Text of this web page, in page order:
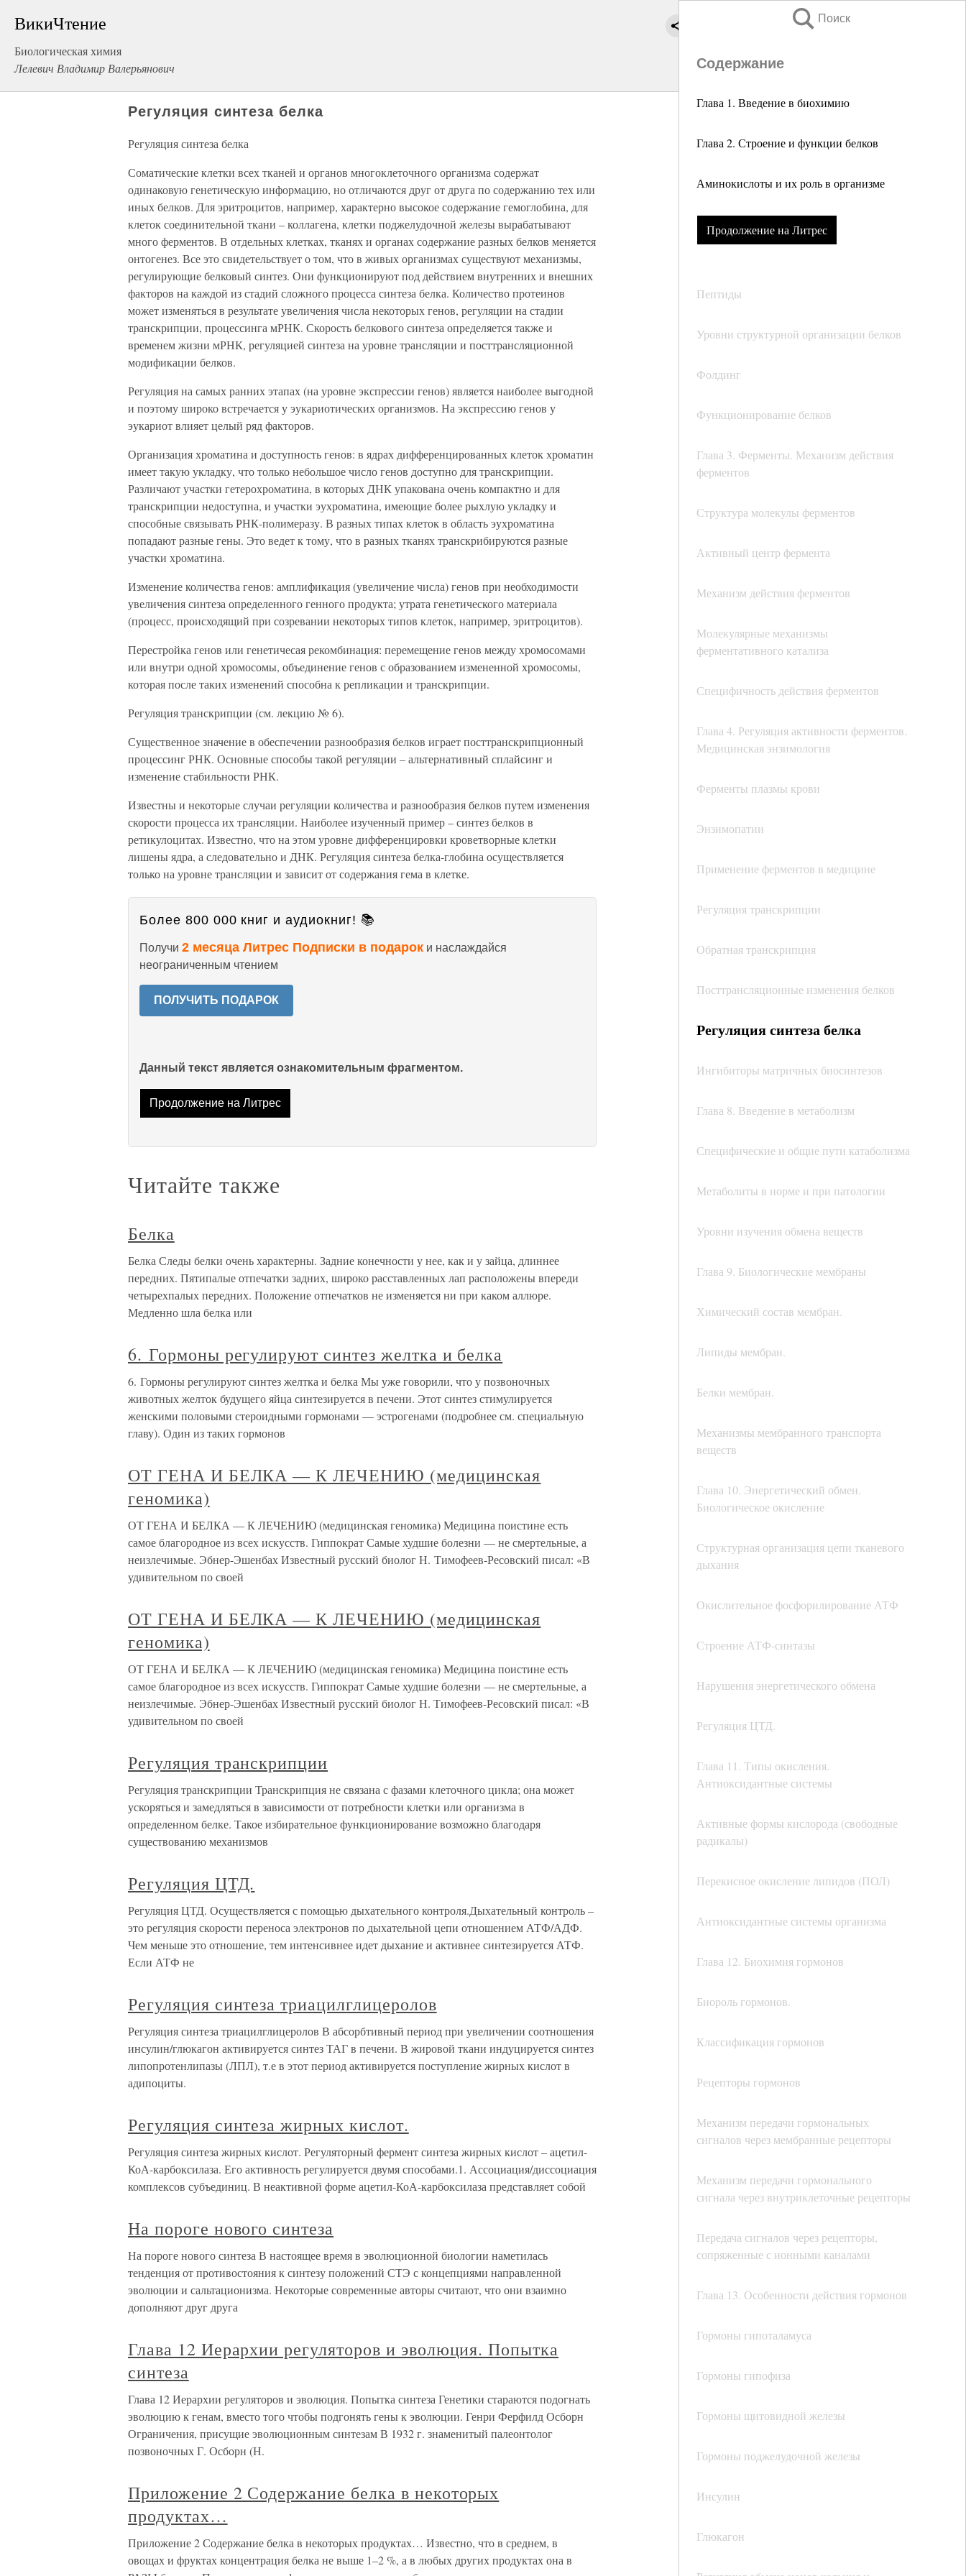
ВикиЧтение
Биологическая химия
Лелевич Владимир Валерьянович
Поиск
Содержание
Глава 1. Введение в биохимию
Глава 2. Строение и функции белков
Аминокислоты и их роль в организме
Продолжение на Литрес
Пептиды
Уровни структурной организации белков
Фолдинг
Функционирование белков
Глава 3. Ферменты. Механизм действия
ферментов
Структура молекулы ферментов
Активный центр фермента
Механизм действия ферментов
Молекулярные механизмы
ферментативного катализа
Специфичность действия ферментов
Глава 4. Регуляция активности ферментов.
Медицинская энзимология
Ферменты плазмы крови
Энзимопатии
Применение ферментов в медицине
Регуляция транскрипции
Обратная транскрипция
Посттрансляционные изменения белков
Регуляция синтеза белка
Ингибиторы матричных биосинтезов
Глава 8. Введение в метаболизм
Специфические и общие пути катаболизма
Метаболиты в норме и при патологии
Уровни изучения обмена веществ
Глава 9. Биологические мембраны
Химический состав мембран.
Липиды мембран.
Белки мембран.
Механизмы мембранного транспорта
веществ
Глава 10. Энергетический обмен.
Биологическое окисление
Структурная организация цепи тканевого
дыхания
Окислительное фосфорилирование АТФ
Строение АТФ-синтазы
Нарушения энергетического обмена
Регуляция ЦТД.
Глава 11. Типы окисления.
Антиоксидантные системы
Активные формы кислорода (свободные
радикалы)
Перекисное окисление липидов (ПОЛ)
Антиоксидантные системы организма
Глава 12. Биохимия гормонов
Биороль гормонов.
Классификация гормонов
Рецепторы гормонов
Механизм передачи гормональных
сигналов через мембранные рецепторы
Механизм передачи гормонального
сигнала через внутриклеточные рецепторы
Передача сигналов через рецепторы,
сопряженные с ионными каналами
Глава 13. Особенности действия гормонов
Гормоны гипоталамуса
Гормоны гипофиза
Гормоны щитовидной железы
Гормоны поджелудочной железы
Инсулин
Глюкагон
Регуляция синтеза белка
Регуляция синтеза белка
Соматические клетки всех тканей и органов многоклеточного организма содержат
одинаковую генетическую информацию, но отличаются друг от друга по содержанию тех или
иных белков. Для эритроцитов, например, характерно высокое содержание гемоглобина, для
клеток соединительной ткани – коллагена, клетки поджелудочной железы вырабатывают
много ферментов. В отдельных клетках, тканях и органах содержание разных белков меняется
онтогенез. Все это свидетельствует о том, что в живых организмах существуют механизмы,
регулирующие белковый синтез. Они функционируют под действием внутренних и внешних
факторов на каждой из стадий сложного процесса синтеза белка. Количество протеинов
может изменяться в результате увеличения числа некоторых генов, регуляции на стадии
транскрипции, процессинга мРНК. Скорость белкового синтеза определяется также и
временем жизни мРНК, регуляцией синтеза на уровне трансляции и посттрансляционной
модификации белков.
Регуляция на самых ранних этапах (на уровне экспрессии генов) является наиболее выгодной
и поэтому широко встречается у эукариотических организмов. На экспрессию генов у
эукариот влияет целый ряд факторов.
Организация хроматина и доступность генов: в ядрах дифференцированных клеток хроматин
имеет такую укладку, что только небольшое число генов доступно для транскрипции.
Различают участки гетерохроматина, в которых ДНК упакована очень компактно и для
транскрипции недоступна, и участки эухроматина, имеющие более рыхлую укладку и
способные связывать РНК-полимеразу. В разных типах клеток в область эухроматина
попадают разные гены. Это ведет к тому, что в разных тканях транскрибируются разные
участки хроматина.
Изменение количества генов: амплификация (увеличение числа) генов при необходимости
увеличения синтеза определенного генного продукта; утрата генетического материала
(процесс, происходящий при созревании некоторых типов клеток, например, эритроцитов).
Перестройка генов или генетичесая рекомбинация: перемещение генов между хромосомами
или внутри одной хромосомы, объединение генов с образованием измененной хромосомы,
которая после таких изменений способна к репликации и транскрипции.
Регуляция транскрипции (см. лекцию № 6).
Существенное значение в обеспечении разнообразия белков играет посттранскрипционный
процессинг РНК. Основные способы такой регуляции – альтернативный сплайсинг и
изменение стабильности РНК.
Известны и некоторые случаи регуляции количества и разнообразия белков путем изменения
скорости процесса их трансляции. Наиболее изученный пример – синтез белков в
ретикулоцитах. Известно, что на этом уровне дифференцировки кроветворные клетки
лишены ядра, а следовательно и ДНК. Регуляция синтеза белка-глобина осуществляется
только на уровне трансляции и зависит от содержания гема в клетке.
Более 800 000 книг и аудиокниг! 📚
Получи 2 месяца Литрес Подписки в подарок и наслаждайся
неограниченным чтением
ПОЛУЧИТЬ ПОДАРОК
Данный текст является ознакомительным фрагментом.
Продолжение на Литрес
Читайте также
Белка
Белка Следы белки очень характерны. Задние конечности у нее, как и у зайца, длиннее
передних. Пятипалые отпечатки задних, широко расставленных лап расположены впереди
четырехпалых передних. Положение отпечатков не изменяется ни при каком аллюре.
Медленно шла белка или
6. Гормоны регулируют синтез желтка и белка
6. Гормоны регулируют синтез желтка и белка Мы уже говорили, что у позвоночных
животных желток будущего яйца синтезируется в печени. Этот синтез стимулируется
женскими половыми стероидными гормонами — эстрогенами (подробнее см. специальную
главу). Один из таких гормонов
ОТ ГЕНА И БЕЛКА — К ЛЕЧЕНИЮ (медицинская
геномика)
ОТ ГЕНА И БЕЛКА — К ЛЕЧЕНИЮ (медицинская геномика) Медицина поистине есть
самое благородное из всех искусств. Гиппократ Самые худшие болезни — не смертельные, а
неизлечимые. Эбнер-Эшенбах Известный русский биолог Н. Тимофеев-Ресовский писал: «В
удивительном по своей
ОТ ГЕНА И БЕЛКА — К ЛЕЧЕНИЮ (медицинская
геномика)
ОТ ГЕНА И БЕЛКА — К ЛЕЧЕНИЮ (медицинская геномика) Медицина поистине есть
самое благородное из всех искусств. Гиппократ Самые худшие болезни — не смертельные, а
неизлечимые. Эбнер-Эшенбах Известный русский биолог Н. Тимофеев-Ресовский писал: «В
удивительном по своей
Регуляция транскрипции
Регуляция транскрипции Транскрипция не связана с фазами клеточного цикла; она может
ускоряться и замедляться в зависимости от потребности клетки или организма в
определенном белке. Такое избирательное функционирование возможно благодаря
существованию механизмов
Регуляция ЦТД.
Регуляция ЦТД. Осуществляется с помощью дыхательного контроля.Дыхательный контроль –
это регуляция скорости переноса электронов по дыхательной цепи отношением АТФ/АДФ.
Чем меньше это отношение, тем интенсивнее идет дыхание и активнее синтезируется АТФ.
Если АТФ не
Регуляция синтеза триацилглицеролов
Регуляция синтеза триацилглицеролов В абсорбтивный период при увеличении соотношения
инсулин/глюкагон активируется синтез ТАГ в печени. В жировой ткани индуцируется синтез
липопротенлипазы (ЛПЛ), т.е в этот период активируется поступление жирных кислот в
адипоциты.
Регуляция синтеза жирных кислот.
Регуляция синтеза жирных кислот. Регуляторный фермент синтеза жирных кислот – ацетил-
КоА-карбоксилаза. Его активность регулируется двумя способами.1. Ассоциация/диссоциация
комплексов субъединиц. В неактивной форме ацетил-КоА-карбоксилаза представляет собой
На пороге нового синтеза
На пороге нового синтеза В настоящее время в эволюционной биологии наметилась
тенденция от противостояния к синтезу положений СТЭ с концепциями направленной
эволюции и сальтационизма. Некоторые современные авторы считают, что они взаимно
дополняют друг друга
Глава 12 Иерархии регуляторов и эволюция. Попытка
синтеза
Глава 12 Иерархии регуляторов и эволюция. Попытка синтеза Генетики стараются подогнать
эволюцию к генам, вместо того чтобы подгонять гены к эволюции. Генри Ферфилд Осборн
Ограничения, присущие эволюционным синтезам В 1932 г. знаменитый палеонтолог
позвоночных Г. Осборн (Н.
Приложение 2 Содержание белка в некоторых
продуктах…
Приложение 2 Содержание белка в некоторых продуктах… Известно, что в среднем, в
овощах и фруктах концентрация белка не выше 1–2 %, а в любых других продуктах она в